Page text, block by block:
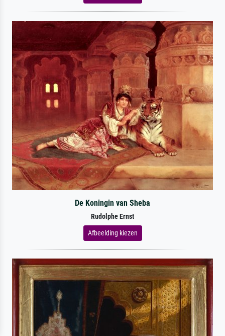
De Koningin van Sheba
Rudolphe Ernst
Afbeelding kiezen